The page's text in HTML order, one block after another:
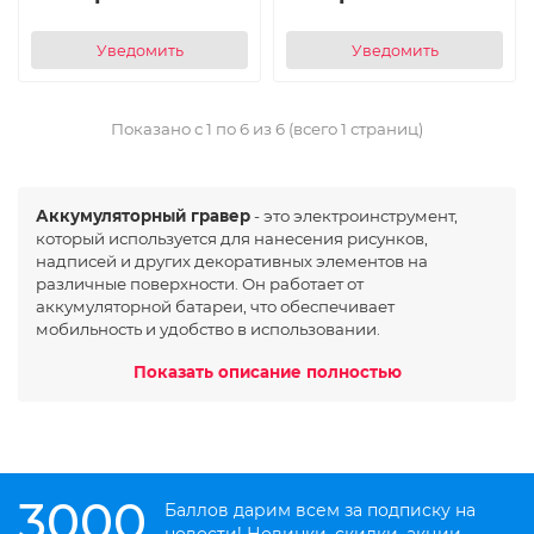
Уведомить Уведомить
Показано с 1 по 6 из 6 (всего 1 страниц)
Аккумуляторный гравер- это электроинструмент,
который используется для нанесения рисунков,
надписей и других декоративных элементов на
различные поверхности. Он работает от
аккумуляторной батареи, что обеспечивает
мобильность и удобство в использовании.
Одним из основных преимуществаккумуляторных
делает их идеальным выбором для работ на высоте или
в труднодоступных местах.
Показать описание полностью
Показать описание полностью
Баллов дарим всем за подписку на